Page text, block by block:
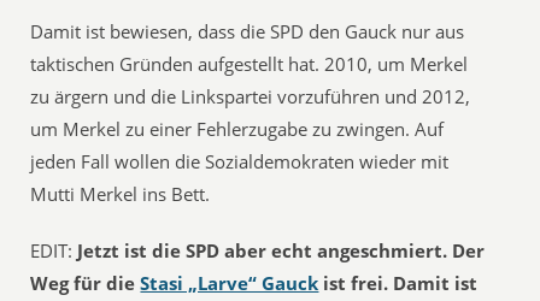
Damit ist bewiesen, dass die SPD den Gauck nur aus
taktischen Gründen aufgestellt hat. 2010, um Merkel
zu ärgern und die Linkspartei vorzuführen und 2012,
um Merkel zu einer Fehlerzugabe zu zwingen. Auf
jeden Fall wollen die Sozialdemokraten wieder mit
Mutti Merkel ins Bett.
EDIT: Jetzt ist die SPD aber echt angeschmiert. Der
Weg für dieStasi „Larve“ Gauck ist frei. Damit ist